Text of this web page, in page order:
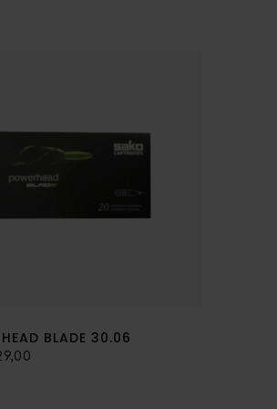
- Ikke alle vare på
21 i Kolding og omvendt.
gøre det hverdagen efter din
fiskestænger mm. købt i den
Omdeling med
Blueray.
BLADE 30.06